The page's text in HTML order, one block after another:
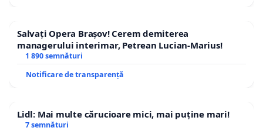
Salvați Opera Brașov! Cerem demiterea
managerului interimar, Petrean Lucian-Marius!
1 890 semnături
Notificare de transparență
Lidl: Mai multe cărucioare mici, mai puține mari!
7 semnături